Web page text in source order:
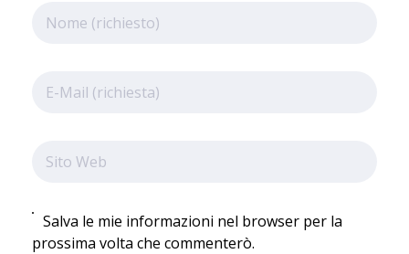
Salva le mie informazioni nel browser per la
prossima volta che commenterò.